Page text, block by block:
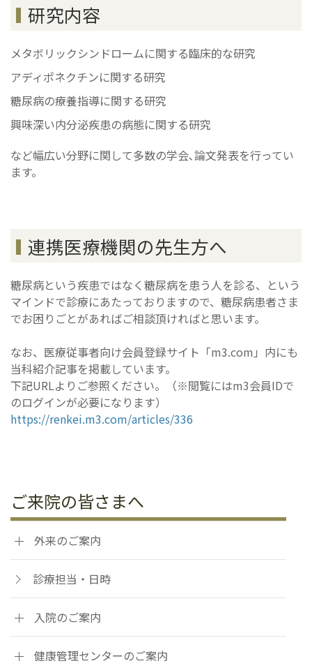
研究内容
メタボリックシンドロームに関する臨床的な研究
アディポネクチンに関する研究
糖尿病の療養指導に関する研究
興味深い内分泌疾患の病態に関する研究
など幅広い分野に関して多数の学会､論文発表を行ってい
ます。
連携医療機関の先生方へ
糖尿病という疾患ではなく糖尿病を患う人を診る、という
マインドで診療にあたっておりますので、糖尿病患者さま
でお困りごとがあればご相談頂ければと思います。
なお、医療従事者向け会員登録サイト「m3.com」内にも
当科紹介記事を掲載しています。
下記URLよりご参照ください。（※閲覧にはm3会員IDで
のログインが必要になります）
https://renkei.m3.com/articles/336
ご来院の皆さまへ
外来のご案内
診療担当・日時
入院のご案内
健康管理センターのご案内